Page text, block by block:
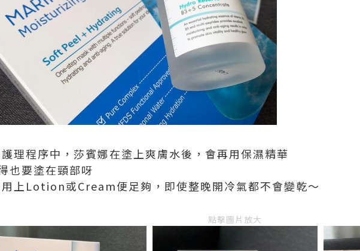
護理程序中，莎賓娜在塗上爽膚水後，會再用保濕精華
也要塗在頸部呀
上Lotion或Cream便足夠，即使整晚開冷氣都不會變乾～
點擊圖片放大